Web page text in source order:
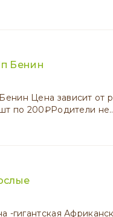
Бенин
Цена зависит от
по 200₽Родители
-гигантская